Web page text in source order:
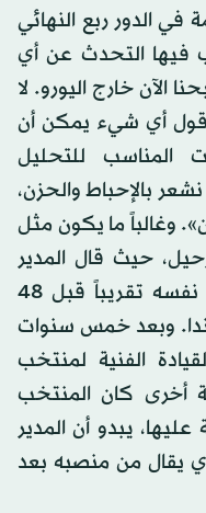
في الدور ربع النهائي
فيها التحدث عن أي
الآن خارج اليورو. لا
أقول أي شيء يمكن أن
المناسب للتحليل
بالإحباط والحزن،
وغالباً ما يكون مثل
حيث قال المدير
الفني الهولندي دي بوير الشيء نفسه تقريباً قبل 48
وبعد خمس سنوات
الفنية لمنتخب
أخرى كان المنتخب
يبدو أن المدير
يقال من منصبه بعد